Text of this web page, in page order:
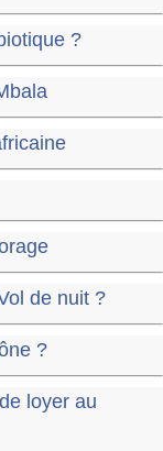
?
de nuit ?
?
loyer au